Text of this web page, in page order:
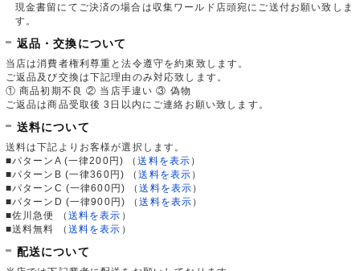
現金書留にてご決済の場合は収集ワールド店頭宛にご送付お願い致しま
す。
返品・交換について
当店は消費者権利尊重と法令遵守を約束致します。
ご返品及び交換は下記理由のみ対応致します。
① 商品初期不良 ② 当店手違い ③ 偽物
ご返品は商品受取後 3日以内にご連絡お願い致します。
送料について
送料は下記よりお客様が選択します。
■パターンA (一律200円)
（送料を表示 ）
■パターンB (一律360円)
（送料を表示 ）
■パターンC (一律600円)
（送料を表示 ）
■パターンD (一律900円)
（送料を表示 ）
■佐川急便
（ 送料を表示 ）
■送料無料
（ 送料を表示 ）
配送について